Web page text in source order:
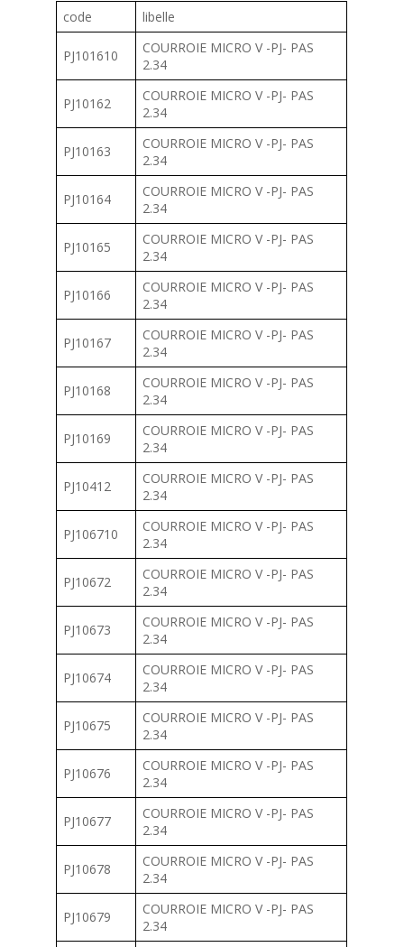
code libelle
PJ101610
COURROIE MICRO V -PJ- PAS
2.34
PJ10162
COURROIE MICRO V -PJ- PAS
2.34
PJ10163
COURROIE MICRO V -PJ- PAS
2.34
PJ10164
COURROIE MICRO V -PJ- PAS
2.34
PJ10165
COURROIE MICRO V -PJ- PAS
2.34
PJ10166
COURROIE MICRO V -PJ- PAS
2.34
PJ10167
COURROIE MICRO V -PJ- PAS
2.34
PJ10168
COURROIE MICRO V -PJ- PAS
2.34
PJ10169
COURROIE MICRO V -PJ- PAS
2.34
PJ10412
COURROIE MICRO V -PJ- PAS
2.34
PJ106710
COURROIE MICRO V -PJ- PAS
2.34
PJ10672
COURROIE MICRO V -PJ- PAS
2.34
PJ10673
COURROIE MICRO V -PJ- PAS
2.34
PJ10674
COURROIE MICRO V -PJ- PAS
2.34
PJ10675
COURROIE MICRO V -PJ- PAS
2.34
PJ10676
COURROIE MICRO V -PJ- PAS
2.34
PJ10677
COURROIE MICRO V -PJ- PAS
2.34
PJ10678
COURROIE MICRO V -PJ- PAS
2.34
PJ10679
COURROIE MICRO V -PJ- PAS
2.34